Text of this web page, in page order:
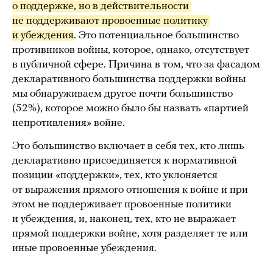
о поддержке, но в действительности
не поддерживают провоенные политику
и убеждения. Это потенциальное большинство
противников войны, которое, однако, отсутствует
в публичной сфере. Причина в том, что за фасадом
декларативного большинства поддержки войны
мы обнаруживаем другое почти большинство
(52%), которое можно было бы назвать «партией
непротивления» войне.
Это большинство включает в себя тех, кто лишь
декларативно присоединяется к нормативной
позиции «поддержки», тех, кто уклоняется
от выражения прямого отношения к войне и при
этом не поддерживает провоенные политики
и убеждения, и, наконец, тех, кто не выражает
прямой поддержки войне, хотя разделяет те или
иные провоенные убеждения.